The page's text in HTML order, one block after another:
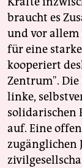
braucht es
und vor allem
für eine
kooperiert
Zentrum".
linke,
solidarischen
auf. Eine
zugänglichen